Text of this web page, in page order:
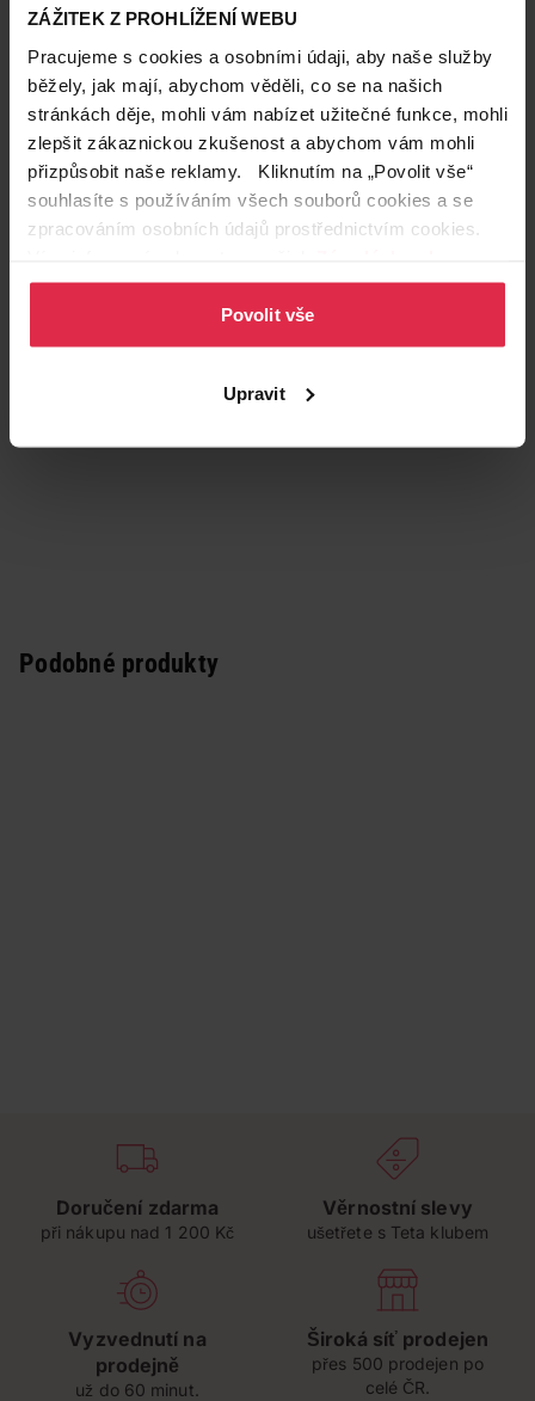
ZÁŽITEK Z PROHLÍŽENÍ WEBU
Pracujeme s cookies a osobními údaji, aby naše služby
běžely, jak mají, abychom věděli, co se na našich
stránkách děje, mohli vám nabízet užitečné funkce, mohli
zlepšit zákaznickou zkušenost a abychom vám mohli
přizpůsobit naše reklamy. Kliknutím na „Povolit vše“
souhlasíte s používáním všech souborů cookies a se
zpracováním osobních údajů prostřednictvím cookies.
osobních údajů.
Povolit vše
Upravit
Vůně Svěží
Výdrž Dlouhotrvající
Zákazníci také často nakupují
Podobné produkty
Doručení zdarma
při nákupu nad 1 200 Kč
Věrnostní slevy
ušetřete s Teta klubem
Vyzvednutí na
prodejně
už do 60 minut.
Široká síť prodejen
přes 500 prodejen po
celé ČR.